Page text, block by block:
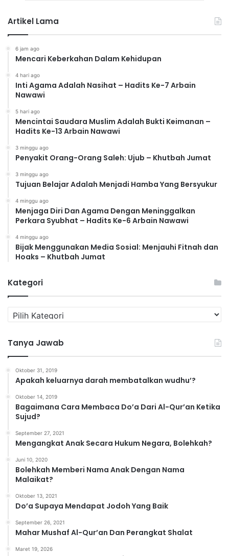
Artikel Lama
6 jam ago
Mencari Keberkahan Dalam Kehidupan
4 hari ago
Inti Agama Adalah Nasihat – Hadits Ke-7 Arbain
Nawawi
5 hari ago
Mencintai Saudara Muslim Adalah Bukti Keimanan –
Hadits Ke-13 Arbain Nawawi
3 minggu ago
Penyakit Orang-Orang Saleh: Ujub – Khutbah Jumat
3 minggu ago
Tujuan Belajar Adalah Menjadi Hamba Yang Bersyukur
4 minggu ago
Menjaga Diri Dan Agama Dengan Meninggalkan
Perkara Syubhat – Hadits Ke-6 Arbain Nawawi
4 minggu ago
Bijak Menggunakan Media Sosial: Menjauhi Fitnah dan
Hoaks – Khutbah Jumat
Kategori
a
e
g
Tanya Jawab
Oktober 31, 2019
Apakah keluarnya darah membatalkan wudhu’?
Oktober 14, 2019
Bagaimana Cara Membaca Do’a Dari Al-Qur’an Ketika
Sujud?
September 27, 2021
Mengangkat Anak Secara Hukum Negara, Bolehkah?
Juni 10, 2020
Bolehkah Memberi Nama Anak Dengan Nama
Malaikat?
Oktober 13, 2021
Do’a Supaya Mendapat Jodoh Yang Baik
September 26, 2021
Mahar Mushaf Al-Qur’an Dan Perangkat Shalat
Maret 19, 2026